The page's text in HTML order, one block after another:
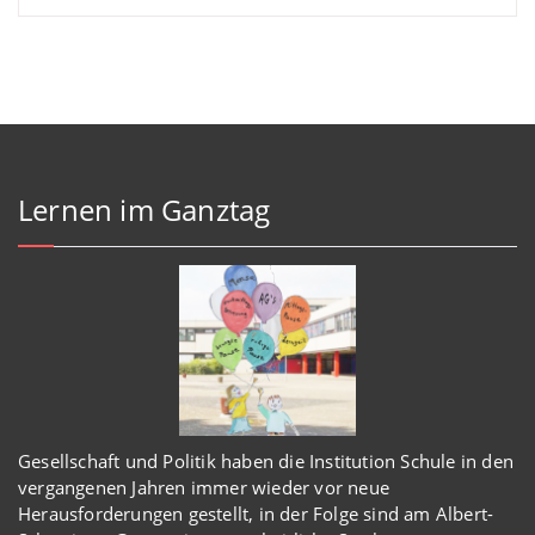
Lernen im Ganztag
Gesellschaft und Politik haben die Institution Schule in den
vergangenen Jahren immer wiedervor neue
Herausforderungen gestellt, in der Folge sind am Albert-